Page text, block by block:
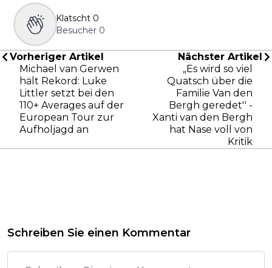
Klatscht 0
Besucher 0
Vorheriger Artikel
Michael van Gerwen
hält Rekord: Luke
Littler setzt bei den
110+ Averages auf der
European Tour zur
Aufholjagd an
Nächster Artikel
„Es wird so viel
Quatsch über die
Familie Van den
Bergh geredet'' -
Xanti van den Bergh
hat Nase voll von
Kritik
Schreiben Sie einen Kommentar